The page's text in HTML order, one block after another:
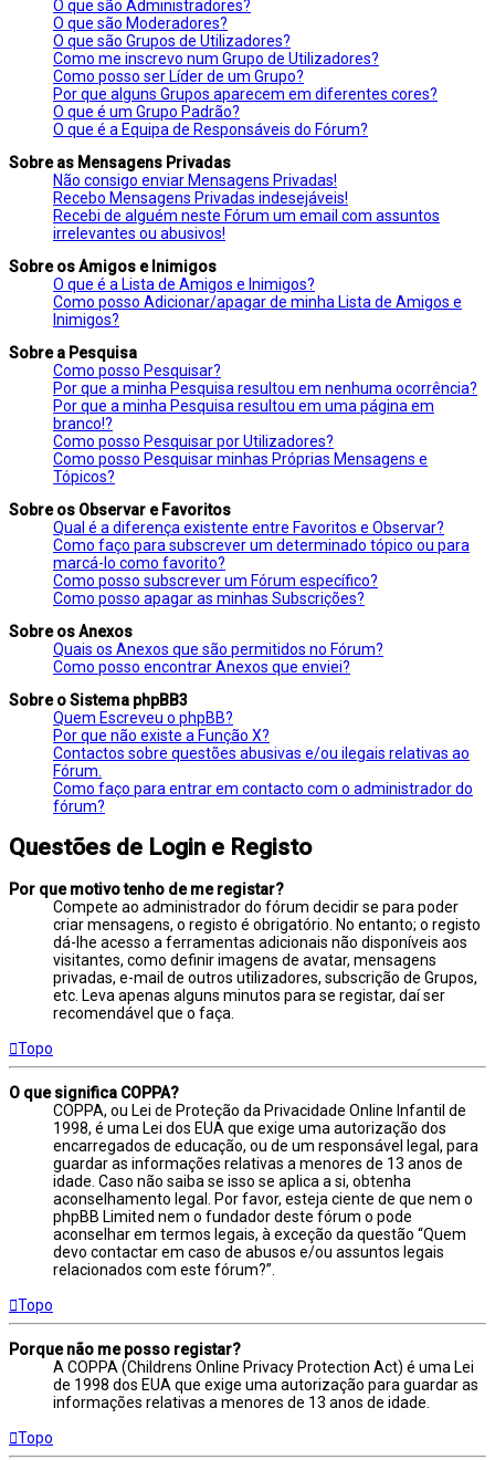
O que são Administradores?
O que são Moderadores?
O que são Grupos de Utilizadores?
Como me inscrevo num Grupo de Utilizadores?
Como posso ser Líder de um Grupo?
Por que alguns Grupos aparecem em diferentes cores?
O que é um Grupo Padrão?
O que é a Equipa de Responsáveis do Fórum?
Sobre as Mensagens Privadas
Não consigo enviar Mensagens Privadas!
Recebo Mensagens Privadas indesejáveis!
Recebi de alguém neste Fórum um email com assuntos
irrelevantes ou abusivos!
Sobre os Amigos e Inimigos
O que é a Lista de Amigos e Inimigos?
Como posso Adicionar/apagar de minha Lista de Amigos e
Inimigos?
Sobre a Pesquisa
Como posso Pesquisar?
Por que a minha Pesquisa resultou em nenhuma ocorrência?
Por que a minha Pesquisa resultou em uma página em
branco!?
Como posso Pesquisar por Utilizadores?
Como posso Pesquisar minhas Próprias Mensagens e
Tópicos?
Sobre os Observar e Favoritos
Qual é a diferença existente entre Favoritos e Observar?
Como faço para subscrever um determinado tópico ou para
marcá-lo como favorito?
Como posso subscrever um Fórum específico?
Como posso apagar as minhas Subscrições?
Sobre os Anexos
Quais os Anexos que são permitidos no Fórum?
Como posso encontrar Anexos que enviei?
Sobre o Sistema phpBB3
Quem Escreveu o phpBB?
Por que não existe a Função X?
Contactos sobre questões abusivas e/ou ilegais relativas ao
Fórum.
Como faço para entrar em contacto com o administrador do
fórum?
Questões de Login e Registo
Por que motivo tenho de me registar?
Compete ao administrador do fórum decidir se para poder
criar mensagens, o registo é obrigatório. No entanto; o registo
dá-lhe acesso a ferramentas adicionais não disponíveis aos
visitantes, como definir imagens de avatar, mensagens
privadas, e-mail de outros utilizadores, subscrição de Grupos,
etc. Leva apenas alguns minutos para se registar, daí ser
recomendável que o faça.
Topo
O que significa COPPA?
COPPA, ou Lei de Proteção da Privacidade Online Infantil de
1998, é uma Lei dos EUA que exige uma autorização dos
encarregados de educação, ou de um responsável legal, para
guardar as informações relativas a menores de 13 anos de
idade. Caso não saiba se isso se aplica a si, obtenha
aconselhamento legal. Por favor, esteja ciente de que nem o
phpBB Limited nem o fundador deste fórum o pode
aconselhar em termos legais, à exceção da questão “Quem
devo contactar em caso de abusos e/ou assuntos legais
relacionados com este fórum?”.
Topo
Porque não me posso registar?
A COPPA (Childrens Online Privacy Protection Act) é uma Lei
de 1998 dos EUA que exige uma autorização para guardar as
informações relativas a menores de 13 anos de idade.
Topo